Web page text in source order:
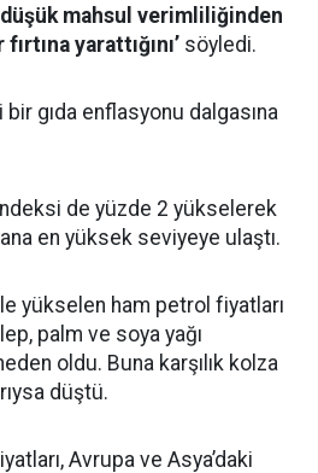
mahsul verimliliğinden
yarattığını’ söyledi.
bir gıda enflasyonu dalgasına
de yüzde 2 yükselerek
en yüksek seviyeye ulaştı.
yükselen ham petrol fiyatları
palm ve soya yağı
oldu. Buna karşılık kolza
düştü.
Avrupa ve Asya’daki